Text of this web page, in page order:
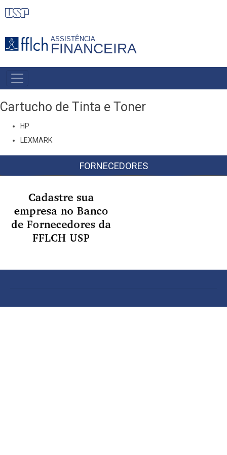
Pular
conteúdo
ASSISTÊNCIA
FINANCEIRA
MENU
PRIMÁRIO
Cartucho de Tinta e Toner
HP
LEXMARK
FORNECEDORES